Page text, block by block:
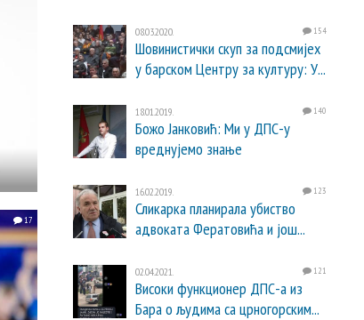
17
08.03.2020. 154
Шовинистички скуп за подсмијех
у барском Центру за културу: У...
18.01.2019. 140
Божо Јанковић: Ми у ДПС-у
вреднујемо знање
16.02.2019. 123
Сликарка планирала убиство
адвоката Фератовића и још...
02.04.2021. 121
Високи функционер ДПС-а из
Бара о људима са црногорским...